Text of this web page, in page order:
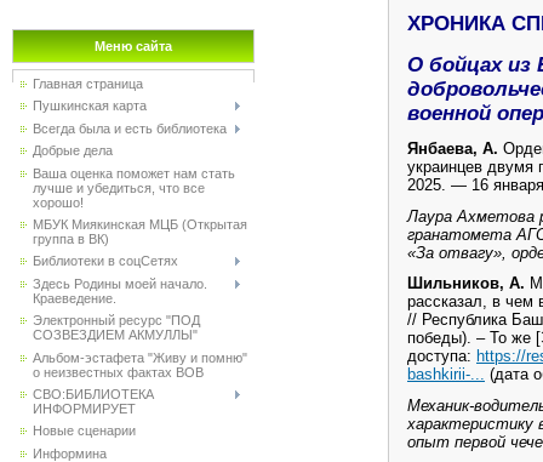
Меню сайта
Главная страница
Пушкинская карта
Всегда была и есть библиотека
Добрые дела
Ваша оценка поможет нам стать
лучше и убедиться, что все
хорошо!
МБУК Миякинская МЦБ (Открытая
группа в ВК)
Библиотеки в соцСетях
Здесь Родины моей начало.
Краеведение.
Электронный ресурс "ПОД
СОЗВЕЗДИЕМ АКМУЛЛЫ"
Альбом-эстафета "Живу и помню"
о неизвестных фактах ВОВ
СВО:БИБЛИОТЕКА
ИНФОРМИРУЕТ
Новые сценарии
Информина
ХРОНИКА
О бойцах
военной
Янбаева, А.
украинцев двумя
2025. — 16
Лаура Ахметова
гранатомета
«За отвагу»,
Шильников, А.
рассказал, в чем
// Республика
победы). – То же
доступа: https://
bashkirii-... (дата
Механик-
характеристику
опыт первой